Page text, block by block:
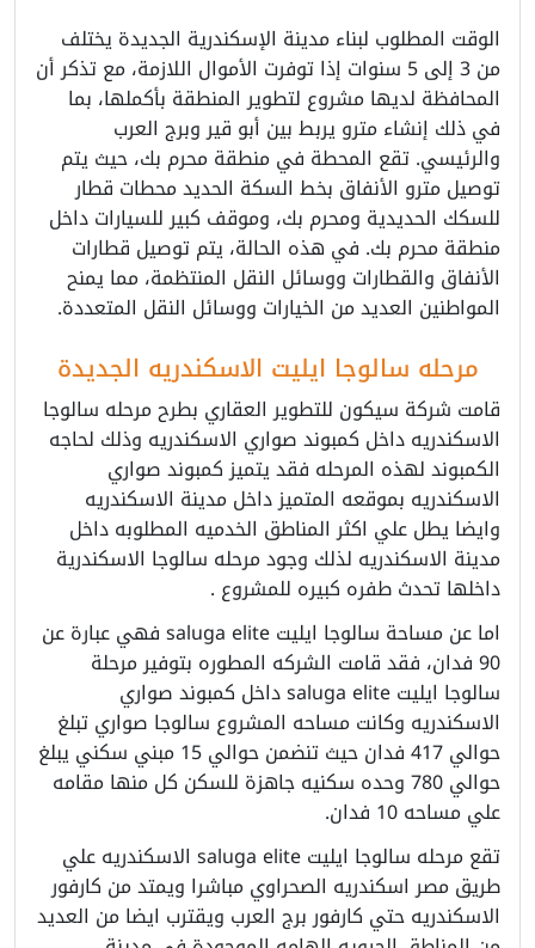
الوقت المطلوب لبناء مدينة الإسكندرية الجديدة يختلف
من 3 إلى 5 سنوات إذا توفرت الأموال اللازمة، مع تذكر أن
المحافظة لديها مشروع لتطوير المنطقة بأكملها، بما
في ذلك إنشاء مترو يربط بين أبو قير وبرج العرب
والرئيسي. تقع المحطة في منطقة محرم بك، حيث يتم
توصيل مترو الأنفاق بخط السكة الحديد محطات قطار
للسكك الحديدية ومحرم بك، وموقف كبير للسيارات داخل
منطقة محرم بك. في هذه الحالة، يتم توصيل قطارات
الأنفاق والقطارات ووسائل النقل المنتظمة، مما يمنح
المواطنين العديد من الخيارات ووسائل النقل المتعددة.
مرحله سالوجا ايليت الاسكندريه الجديدة
قامت شركة سيكون للتطوير العقاري بطرح مرحله سالوجا
الاسكندريه داخل كمبوند صواري الاسكندريه وذلك لحاجه
الكمبوند لهذه المرحله فقد يتميز كمبوند صواري
الاسكندريه بموقعه المتميز داخل مدينة الاسكندريه
وايضا يطل علي اكثر المناطق الخدميه المطلوبه داخل
مدينة الاسكندريه لذلك وجود مرحله سالوجا الاسكندرية
داخلها تحدث طفره كبيره للمشروع .
اما عن مساحة سالوجا ايليت saluga elite فهي عبارة عن
90 فدان، فقد قامت الشركه المطوره بتوفير مرحلة
سالوجا ايليت saluga elite داخل كمبوند صواري
الاسكندريه وكانت مساحه المشروع سالوجا صواري تبلغ
حوالي 417 فدان حيث تنضمن حوالي 15 مبني سكني يبلغ
حوالي 780 وحده سكنيه جاهزة للسكن كل منها مقامه
علي مساحه 10 فدان.
تقع مرحله سالوجا ايليت saluga elite الاسكندريه علي
طريق مصر اسكندريه الصحراوي مباشرا ويمتد من كارفور
الاسكندريه حتي كارفور برج العرب ويقترب ايضا من العديد